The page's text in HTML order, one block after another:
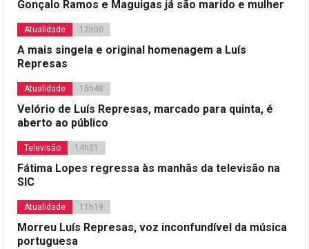
Gonçalo Ramos e Maguigas já são marido e mulher
Atualidade 12h00
A mais singela e original homenagem a Luís
Represas
Atualidade 15h48
Velório de Luís Represas, marcado para quinta, é
aberto ao público
Televisão 14h31
Fátima Lopes regressa às manhãs da televisão na
SIC
Atualidade 11h19
Morreu Luís Represas, voz inconfundível da música
portuguesa